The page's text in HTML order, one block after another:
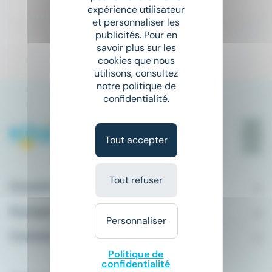
1
Comment ça marche ?
expérience utilisateur
et personnaliser les
publicités. Pour en
savoir plus sur les
cookies que nous
utilisons, consultez
notre politique de
confidentialité.
Tout accepter
Tout refuser
Personnaliser
Politique de
confidentialité